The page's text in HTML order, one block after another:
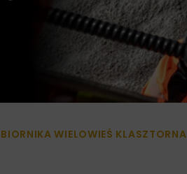
WIELOWIEŚ KLASZTORNA